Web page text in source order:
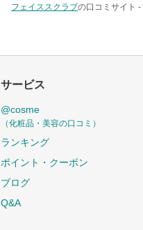
フェイススクラブの口コミサイト -
サービス
@cosme
（化粧品・美容の口コミ）
ランキング
ポイント・クーポン
ブログ
Q&A